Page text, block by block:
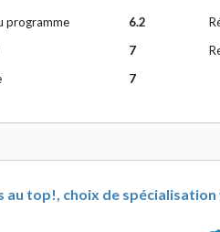
programme
6.2
7
7
au top!, choix de spécialisation